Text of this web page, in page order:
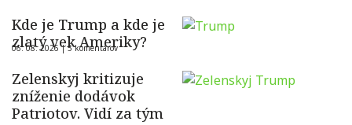
Kde je Trump a kde je
zlatý vek Ameriky?
06. 08. 2026 |5 komentárov
Zelenskyj kritizuje
zníženie dodávok
Patriotov. Vidí za tým